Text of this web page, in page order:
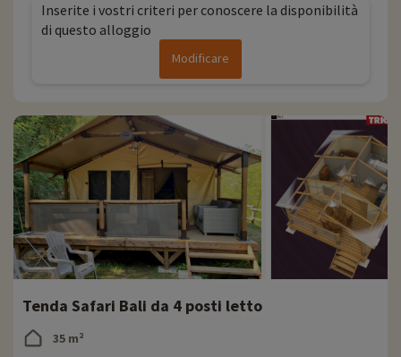
Inserite i vostri criteri per conoscere la disponibilità
di questo alloggio
Modificare
Tenda Safari Bali da 4 posti letto
35 m²